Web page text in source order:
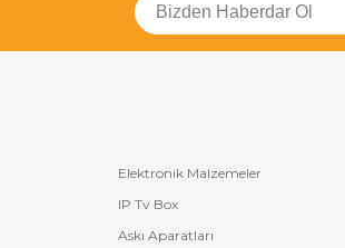
Elektronik Malzemeler
IP Tv Box
Askı Aparatları